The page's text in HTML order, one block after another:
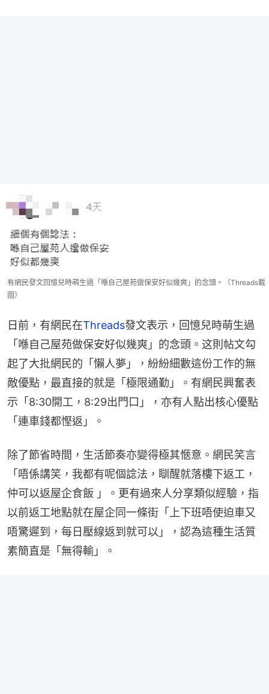
有網民發文回憶兒時萌生過「喺自己屋苑做保安好似幾爽」的念頭。（Threads截
圖）
日前，有網民在Threads發文表示，回憶兒時萌生過
「喺自己屋苑做保安好似幾爽」的念頭。这則帖文勾
起了大批網民的「懶人夢」，紛紛細數這份工作的無
敵優點，最直接的就是「極限通勤」。有網民興奮表
示「8:30開工，8:29出門口」，亦有人點出核心優點
「連車錢都慳返」。
除了節省時間，生活節奏亦變得極其愜意。網民笑言
「唔係講笑，我都有呢個諗法，瞓醒就落樓下返工，
仲可以返屋企食飯 」。更有過來人分享類似經驗，指
以前返工地點就在屋企同一條街「上下班唔使迫車又
唔驚遲到，每日壓線返到就可以」，認為這種生活質
素簡直是「無得輸」。